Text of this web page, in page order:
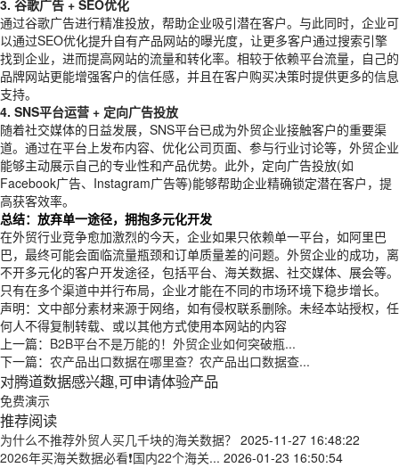
3. 谷歌广告 + SEO优化
通过谷歌广告进行精准投放，帮助企业吸引潜在客户。与此同时，企业可
以通过SEO优化提升自有产品网站的曝光度，让更多客户通过搜索引擎
找到企业，进而提高网站的流量和转化率。相较于依赖平台流量，自己的
品牌网站更能增强客户的信任感，并且在客户购买决策时提供更多的信息
支持。
4. SNS平台运营 + 定向广告投放
随着社交媒体的日益发展，SNS平台已成为外贸企业接触客户的重要渠
道。通过在平台上发布内容、优化公司页面、参与行业讨论等，外贸企业
能够主动展示自己的专业性和产品优势。此外，定向广告投放(如
Facebook广告、Instagram广告等)能够帮助企业精确锁定潜在客户，提
高获客效率。
总结：放弃单一途径，拥抱多元化开发
在外贸行业竞争愈加激烈的今天，企业如果只依赖单一平台，如阿里巴
巴，最终可能会面临流量瓶颈和订单质量差的问题。外贸企业的成功，离
不开多元化的客户开发途径，包括平台、海关数据、社交媒体、展会等。
只有在多个渠道中并行布局，企业才能在不同的市场环境下稳步增长。
声明：文中部分素材来源于网络，如有侵权联系删除。未经本站授权，任
何人不得复制转载、或以其他方式使用本网站的内容
上一篇： B2B平台不是万能的！外贸企业如何突破瓶...
下一篇： 农产品出口数据在哪里查？农产品出口数据查...
对腾道数据感兴趣,可申请体验产品
免费演示
推荐阅读
为什么不推荐外贸人买几千块的海关数据？ 2025-11-27 16:48:22
2026年买海关数据必看❗国内22个海关... 2026-01-23 16:50:54